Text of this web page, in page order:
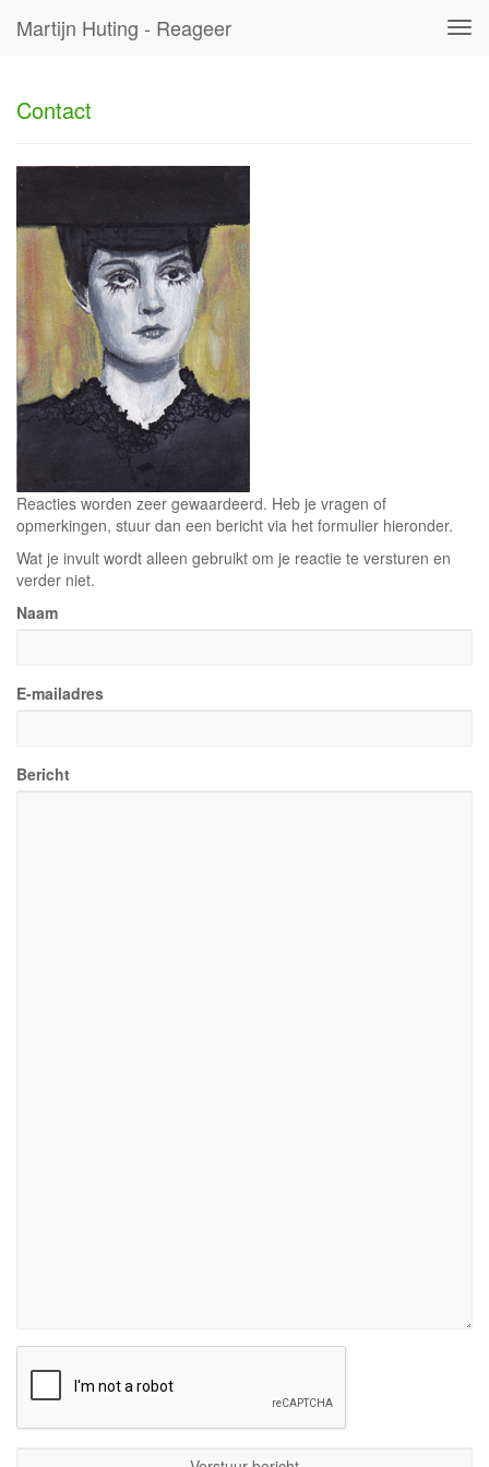
Martijn Huting - Reageer
Contact
Reacties worden zeer gewaardeerd. Heb je vragen of
opmerkingen, stuur dan een bericht via het formulier hieronder.
Wat je invult wordt alleen gebruikt om je reactie te versturen en
verder niet.
Naam
E-mailadres
Bericht